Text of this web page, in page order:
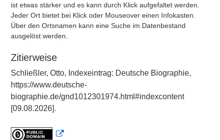
ist etwas stärker und es kann durch Klick aufgefaltet werden.
Jeder Ort bietet bei Klick oder Mouseover einen Infokasten.
Über den Ortsnamen kann eine Suche im Datenbestand
ausgelöst werden.
Zitierweise
Schließler, Otto, Indexeintrag: Deutsche Biographie,
https://www.deutsche-
biographie.de/gnd1012301974.html#indexcontent
[09.08.2026].